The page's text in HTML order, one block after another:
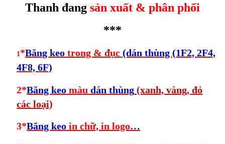
Thanh đang sản xuất & phân phối
***
1 *Băng keotrong & đục (dán thùng (1F2, 2F4,
4F8, 6F)
2*Băng keo màu dán thùng (xanh, vàng, đỏ
các loại)
3*Băng keoin chữ, in logo…